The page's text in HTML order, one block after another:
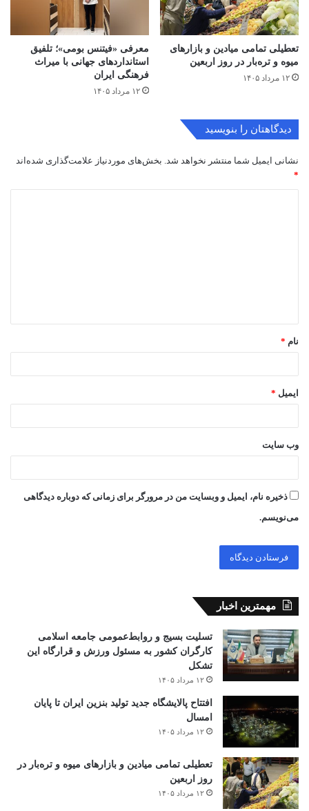
تعطیلی تمامی میادین و بازارهای
میوه و تره‌بار در روز اربعین
۱۲ مرداد ۱۴۰۵
معرفی «فیتنس بومی»؛ تلفیق
استانداردهای جهانی با میراث
فرهنگی ایران
۱۲ مرداد ۱۴۰۵
دیدگاهتان را بنویسید
نشانی ایمیل شما منتشر نخواهد شد. بخش‌های موردنیاز علامت‌گذاری شده‌اند
*
*
نام *
ایمیل *
وب‌ سایت
ذخیره نام، ایمیل و وبسایت من در مرورگر برای زمانی که دوباره دیدگاهی
می‌نویسم.
مهمترین اخبار
تسلیت بسیج و روابط‌عمومی جامعه اسلامی
کارگران کشور به مسئول ورزش و قرارگاه این
تشکل
۱۲ مرداد ۱۴۰۵
افتتاح ‌پالایشگاه جدید تولید بنزین ایران تا پایان
امسال
۱۲ مرداد ۱۴۰۵
تعطیلی تمامی میادین و بازارهای میوه و تره‌بار در
روز اربعین
۱۲ مرداد ۱۴۰۵